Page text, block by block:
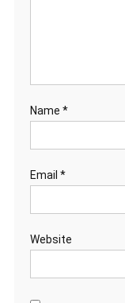
Name *
Email *
Website